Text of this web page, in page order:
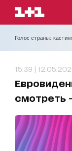
Голос страны: кастинг
15:39 |
смотреть